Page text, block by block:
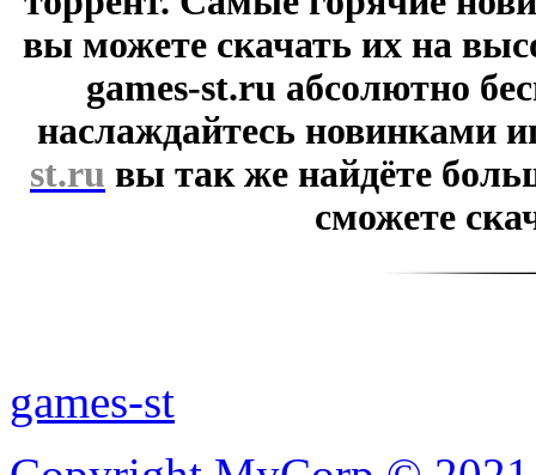
вы можете скачать их на
games-st.ru абсолютно
наслаждайтесь новинками
st.ru вы так же найдёте
сможете
games-st